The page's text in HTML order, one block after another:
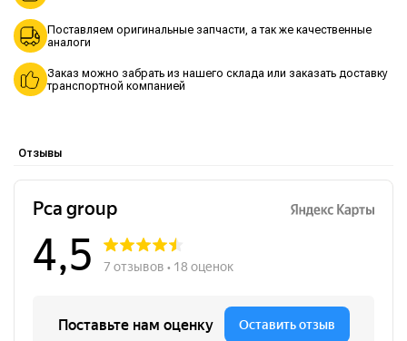
Поставляем оригинальные запчасти, а так же качественные
аналоги
Заказ можно забрать из нашего склада или заказать доставку
транспортной компанией
Отзывы